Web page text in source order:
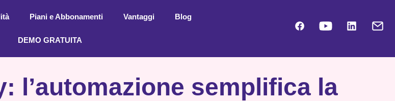
Piani e Abbonamenti Vantaggi Blog
DEMO GRATUITA
l’automazione semplifica la